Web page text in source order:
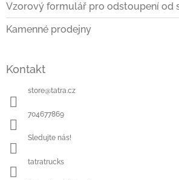
Vzorový formulář pro odstoupení od
Kamenné prodejny
Kontakt
store@tatra.cz
704677869
Sledujte nás!
tatratrucks